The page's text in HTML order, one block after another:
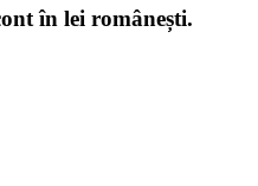
în lei românești.